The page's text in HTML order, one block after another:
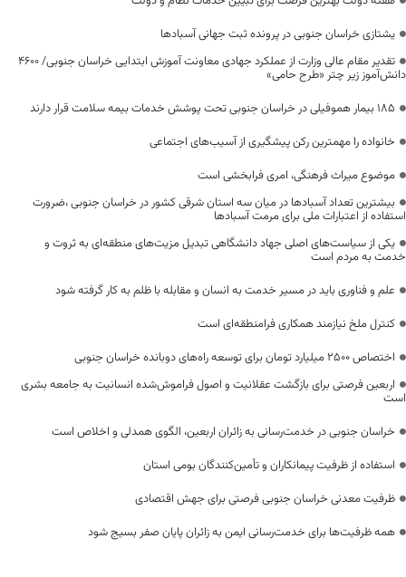
یشتازی خراسان جنوبی در پرونده ثبت جهانی آسبادها
تقدیر مقام عالی وزارت از عملکرد جهادی معاونت آموزش ابتدایی خراسان جنوبی/ ۴۶۰۰
دانش‌آموز زیر چتر «طرح حامی»
۱۸۵ بیمار هموفیلی در خراسان جنوبی تحت پوشش خدمات بیمه سلامت قرار دارند
خانواده را مهمترین رکن پیشگیری از آسیب‌های اجتماعی
موضوع میراث فرهنگی، امری فرابخشی است
بیشترین تعداد آسبادها در میان سه استان شرقی کشور در خراسان جنوبی ،ضرورت
استفاده از اعتبارات ملی برای مرمت آسبادها
یکی از سیاست‌های اصلی جهاد دانشگاهی تبدیل مزیت‌های منطقه‌ای به ثروت و
خدمت به مردم است
علم و فناوری باید در مسیر خدمت به انسان و مقابله با ظلم به کار گرفته شود
کنترل ملخ نیازمند همکاری فرامنطقه‌ای است
اختصاص 2500 میلیارد تومان برای توسعه راه‌های دوبانده خراسان جنوبی
اربعین فرصتی برای بازگشت عقلانیت و اصول فراموش‌شده انسانیت به جامعه بشری
است
خراسان جنوبی در خدمت‌رسانی به زائران اربعین، الگوی همدلی و اخلاص است
استفاده از ظرفیت پیمانکاران و تأمین‌کنندگان بومی استان
ظرفیت معدنی خراسان جنوبی فرصتی برای جهش اقتصادی
همه ظرفیت‌ها برای خدمت‌رسانی ایمن به زائران پایان صفر بسیج شود